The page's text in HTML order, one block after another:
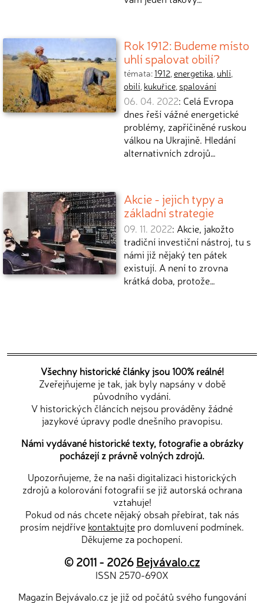
Rok 1912: Budeme místo
uhlí spalovat obilí?
témata:1912,energetika, uhlí,
obilí, kukuřice, spalování
06. 04. 2022: Celá Evropa
dnes řeší vážné energetické
problémy, zapříčiněné ruskou
válkou na Ukrajině. Hledání
alternativních zdrojů…
Akcie - jejich typy a
základní strategie
09. 11. 2022: Akcie, jakožto
tradiční investiční nástroj, tu s
námi již nějaký ten pátek
existují. A není to zrovna
krátká doba, protože…
Všechny historické články jsou 100% reálné!
Zveřejňujeme je tak, jak byly napsány v době
původního vydání.
V historických článcích nejsou prováděny žádné
jazykové úpravy podle dnešního pravopisu.
Námi vydávané historické texty, fotografie a obrázky
pocházejí z právně volných zdrojů.
Upozorňujeme, že na naši digitalizaci historických
zdrojů a kolorování fotografií se již autorská ochrana
vztahuje!
Pokud od nás chcete nějaký obsah přebírat, tak nás
prosím nejdříve kontaktujte pro domluvení podmínek.
Děkujeme za pochopení.
© 2011 - 2026Bejvávalo.cz
ISSN 2570-690X
Magazín Bejvávalo.cz je již od počátů svého fungování